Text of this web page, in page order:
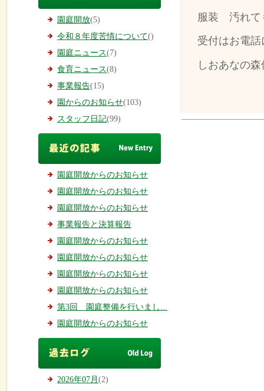
園庭開放(5)
令和８年度苦情について()
園庭ニュース(7)
食育ニュース(8)
事業報告(15)
園からのお知らせ(103)
スタッフ日記(99)
園庭開放からのお知らせ
園庭開放からのお知らせ
園庭開放からのお知らせ
事業報告と決算報告
園庭開放からのお知らせ
園庭開放からのお知らせ
園庭開放からのお知らせ
園庭開放からのお知らせ
第3回 園庭整備を行いまし...
園庭開放からのお知らせ
2026年07月 (2)
服装 汚れて
受付はお電
しおあなの